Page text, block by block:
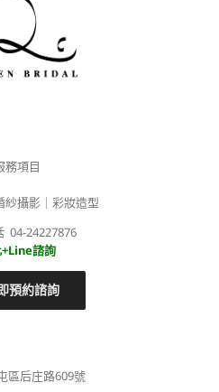
務項目
紗攝影｜彩妝造型
04-24227876
諮詢
預約諮詢
區后庄路609號